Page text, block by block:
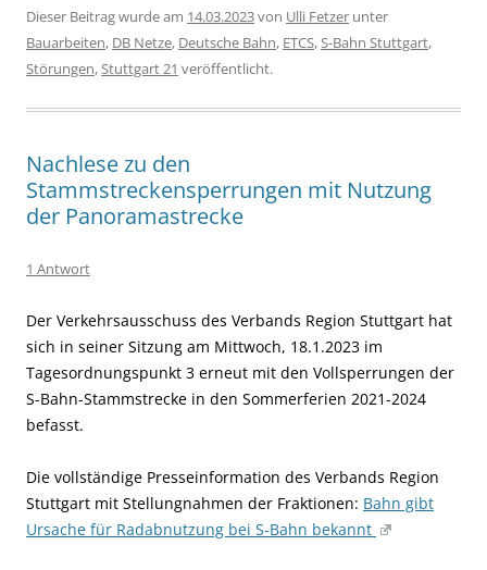
Dieser Beitrag wurde am 14.03.2023von Ulli Fetzer unter
Bauarbeiten, DB Netze, Deutsche Bahn, ETCS,S-Bahn Stuttgart,
Störungen,Stuttgart 21 veröffentlicht.
Nachlese zu den
Stammstreckensperrungen mit Nutzung
der Panoramastrecke
1 Antwort
Der Verkehrsausschuss des Verbands Region Stuttgart hat
sich in seiner Sitzung am Mittwoch, 18.1.2023 im
Tagesordnungspunkt 3 erneut mit den Vollsperrungen der
S-Bahn-Stammstrecke in den Sommerferien 2021-2024
befasst.
Die vollständige Presseinformation des Verbands Region
Stuttgart mit Stellungnahmen der Fraktionen: Bahn gibt
Ursache für Radabnutzung bei S-Bahn bekannt